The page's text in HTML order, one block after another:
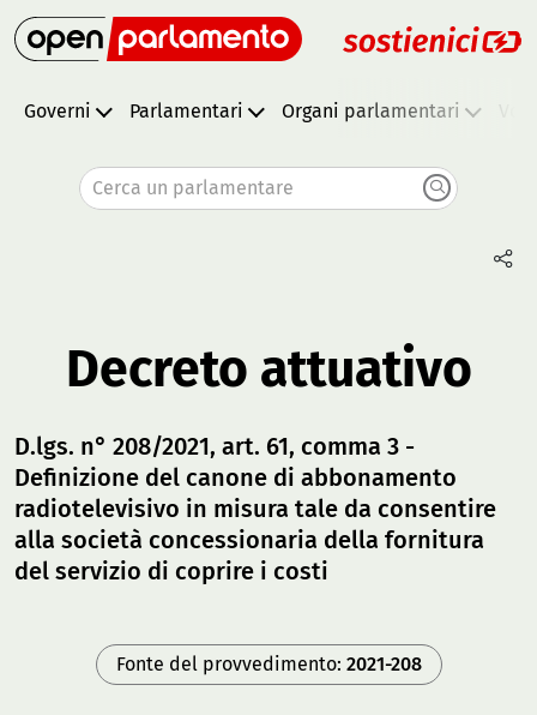
Governi Parlamentari Organi parlamentari
Cerca un parlamentare
Decreto attuativo
D.lgs. n° 208/2021, art. 61, comma 3 -
Definizione del canone di abbonamento
radiotelevisivo in misura tale da consentire
alla società concessionaria della fornitura
del servizio di coprire i costi
Fonte del provvedimento: 2021-208